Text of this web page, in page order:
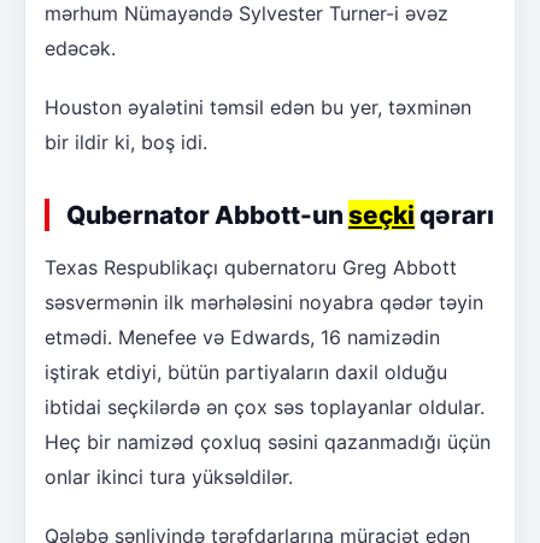
mərhum Nümayəndə Sylvester Turner-i əvəz
edəcək.
Houston əyalətini təmsil edən bu yer, təxminən
bir ildir ki, boş idi.
Qubernator Abbott-un seçki qərarı
Texas Respublikaçı qubernatoru Greg Abbott
səsvermənin ilk mərhələsini noyabra qədər təyin
etmədi. Menefee və Edwards, 16 namizədin
iştirak etdiyi, bütün partiyaların daxil olduğu
ibtidai seçkilərdə ən çox səs toplayanlar oldular.
Heç bir namizəd çoxluq səsini qazanmadığı üçün
onlar ikinci tura yüksəldilər.
Qələbə şənliyində tərəfdarlarına müraciət edən